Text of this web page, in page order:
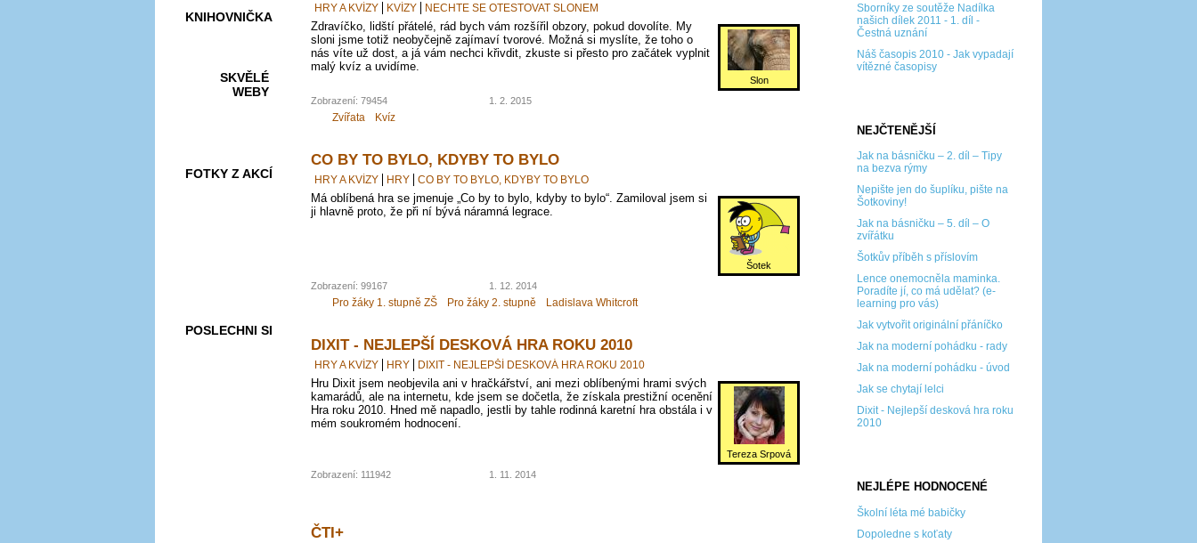
KNIHOVNIČKA
SKVĚLÉ
WEBY
FOTKY Z AKCÍ
POSLECHNI SI
Sborníky ze soutěže Nadílka
našich dílek 2011 - 1. díl -
Čestná uznání
Náš časopis 2010 - Jak vypadají
vítězné časopisy
NEJČTENĚJŠÍ
Jak na básničku – 2. díl – Tipy
na bezva rýmy
Nepište jen do šuplíku, pište na
Šotkoviny!
Jak na básničku – 5. díl – O
zvířátku
Šotkův příběh s příslovím
Lence onemocněla maminka.
Poradíte jí, co má udělat? (e-
learning pro vás)
Jak vytvořit originální přáníčko
Jak na moderní pohádku - rady
Jak na moderní pohádku - úvod
Jak se chytají lelci
Dixit - Nejlepší desková hra roku
2010
NEJLÉPE HODNOCENÉ
Školní léta mé babičky
Dopoledne s koťaty
HRY A KVÍZY KVÍZY NECHTE SE OTESTOVAT SLONEM
Slon
Zdravíčko, lidští přátelé, rád bych vám rozšířil obzory, pokud dovolíte. My
sloni jsme totiž neobyčejně zajímaví tvorové. Možná si myslíte, že toho o
nás víte už dost, a já vám nechci křivdit, zkuste si přesto pro začátek vyplnit
malý kvíz a uvidíme.
Zobrazení: 79454 1. 2. 2015
Zvířata Kvíz
CO BY TO BYLO, KDYBY TO BYLO
HRY A KVÍZY HRY CO BY TO BYLO, KDYBY TO BYLO
Šotek
Má oblíbená hra se jmenuje „Co by to bylo, kdyby to bylo“. Zamiloval jsem si
ji hlavně proto, že při ní bývá náramná legrace.
Zobrazení: 99167 1. 12. 2014
Pro žáky 1. stupně ZŠ Pro žáky 2. stupně Ladislava Whitcroft
DIXIT - NEJLEPŠÍ DESKOVÁ HRA ROKU 2010
HRY A KVÍZY HRY DIXIT - NEJLEPŠÍ DESKOVÁ HRA ROKU 2010
Tereza Srpová
Hru Dixit jsem neobjevila ani v hračkářství, ani mezi oblíbenými hrami svých
kamarádů, ale na internetu, kde jsem se dočetla, že získala prestižní ocenění
Hra roku 2010. Hned mě napadlo, jestli by tahle rodinná karetní hra obstála i v
mém soukromém hodnocení.
Zobrazení: 111942 1. 11. 2014
ČTI+